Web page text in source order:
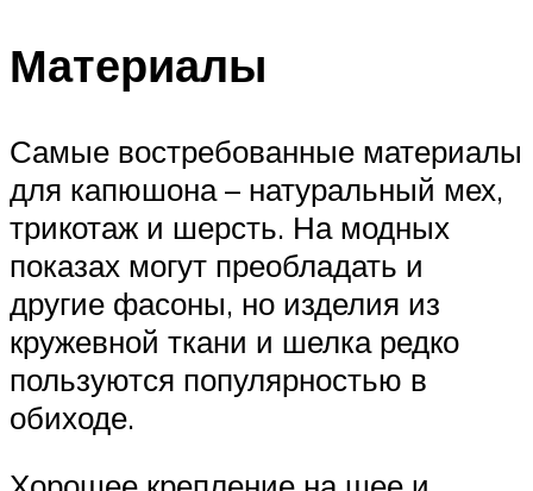
Материалы
Самые востребованные материалы
для капюшона – натуральный мех,
трикотаж и шерсть. На модных
показах могут преобладать и
другие фасоны, но изделия из
кружевной ткани и шелка редко
пользуются популярностью в
обиходе.